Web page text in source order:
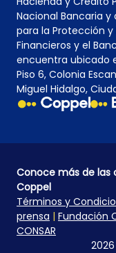
Nacional Bancaria y
para la Protección y
Financieros y el
encuentra ubicado
Piso 6, Colonia
Miguel Hidalgo,
Conoce más de las
Coppel
Términos y
prensa | Fundación
CONSAR